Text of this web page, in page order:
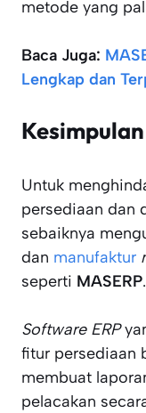
metode yang
Baca Juga:
Lengkap dan
Kesimpulan
Untuk
persediaan dan
sebaiknya
dan manufaktur
seperti MASERP.
Software ERP
fitur persediaan
membuat
pelacakan